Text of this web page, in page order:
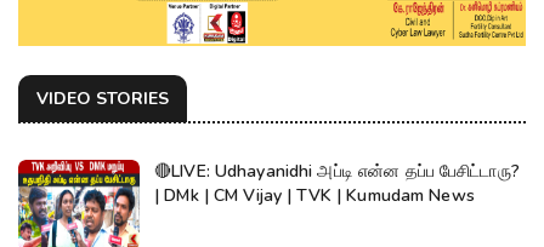
VIDEO STORIES
🔴LIVE: Udhayanidhi அப்டி என்ன தப்ப பேசிட்டாரு?
| DMk | CM Vijay | TVK | Kumudam News